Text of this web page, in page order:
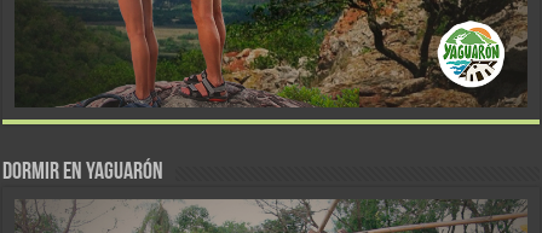
DORMIR EN YAGUARÓN